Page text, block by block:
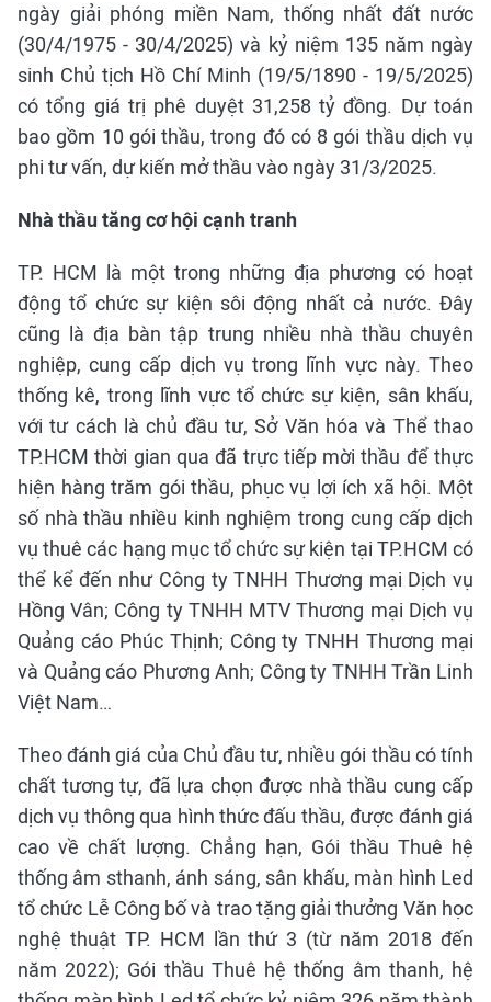
ngày giải phóng miền Nam, thống nhất đất nước
(30/4/1975 - 30/4/2025) và kỷ niệm 135 năm ngày
sinh Chủ tịch Hồ Chí Minh (19/5/1890 - 19/5/2025)
có tổng giá trị phê duyệt 31,258 tỷ đồng. Dự toán
bao gồm 10 gói thầu, trong đó có 8 gói thầu dịch vụ
phi tư vấn, dự kiến mở thầu vào ngày 31/3/2025.
Nhà thầu tăng cơ hội cạnh tranh
TP. HCM là một trong những địa phương có hoạt
động tổ chức sự kiện sôi động nhất cả nước. Đây
cũng là địa bàn tập trung nhiều nhà thầu chuyên
nghiệp, cung cấp dịch vụ trong lĩnh vực này. Theo
thống kê, trong lĩnh vực tổ chức sự kiện, sân khấu,
với tư cách là chủ đầu tư, Sở Văn hóa và Thể thao
TP.HCM thời gian qua đã trực tiếp mời thầu để thực
hiện hàng trăm gói thầu, phục vụ lợi ích xã hội. Một
số nhà thầu nhiều kinh nghiệm trong cung cấp dịch
vụ thuê các hạng mục tổ chức sự kiện tại TP.HCM có
thể kể đến như Công ty TNHH Thương mại Dịch vụ
Hồng Vân; Công ty TNHH MTV Thương mại Dịch vụ
Quảng cáo Phúc Thịnh; Công ty TNHH Thương mại
và Quảng cáo Phương Anh; Công ty TNHH Trần Linh
Việt Nam…
Theo đánh giá của Chủ đầu tư, nhiều gói thầu có tính
chất tương tự, đã lựa chọn được nhà thầu cung cấp
dịch vụ thông qua hình thức đấu thầu, được đánh giá
cao về chất lượng. Chẳng hạn, Gói thầu Thuê hệ
thống âm sthanh, ánh sáng, sân khấu, màn hình Led
tổ chức Lễ Công bố và trao tặng giải thưởng Văn học
nghệ thuật TP. HCM lần thứ 3 (từ năm 2018 đến
năm 2022); Gói thầu Thuê hệ thống âm thanh, hệ